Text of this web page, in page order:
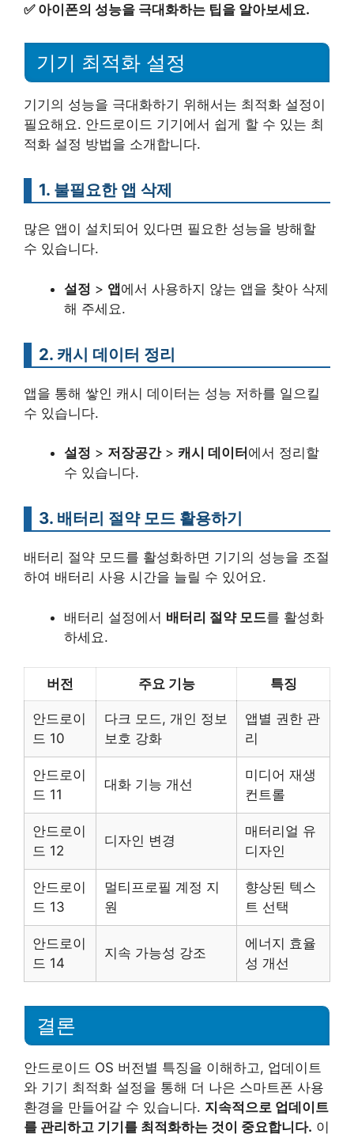
✅ 아이폰의 성능을 극대화하는 팁을 알아보세요.
기기 최적화 설정
기기의 성능을 극대화하기 위해서는 최적화 설정이
필요해요. 안드로이드 기기에서 쉽게 할 수 있는 최
적화 설정 방법을 소개합니다.
1. 불필요한 앱 삭제
많은 앱이 설치되어 있다면 필요한 성능을 방해할
수 있습니다.
설정 > 앱에서 사용하지 않는 앱을 찾아 삭제
해 주세요.
2. 캐시 데이터 정리
앱을 통해 쌓인 캐시 데이터는 성능 저하를 일으킬
수 있습니다.
설정 > 저장공간> 캐시 데이터 에서 정리할
수 있습니다.
3. 배터리 절약 모드 활용하기
배터리 절약 모드를 활성화하면 기기의 성능을 조절
하여 배터리 사용 시간을 늘릴 수 있어요.
배터리 설정에서 배터리 절약 모드를 활성화
하세요.
버전 주요 기능 특징
안드로이
드 10
다크 모드, 개인 정보
보호 강화
앱별 권한 관
리
안드로이
드 11
대화 기능 개선
미디어 재생
컨트롤
안드로이
드 12
디자인 변경
매터리얼 유
디자인
안드로이
드 13
멀티프로필 계정 지
원
향상된 텍스
트 선택
안드로이
드 14
지속 가능성 강조
에너지 효율
성 개선
결론
안드로이드 OS 버전별 특징을 이해하고, 업데이트
와 기기 최적화 설정을 통해 더 나은 스마트폰 사용
환경을 만들어갈 수 있습니다. 지속적으로 업데이트
를 관리하고 기기를 최적화하는 것이 중요합니다. 이